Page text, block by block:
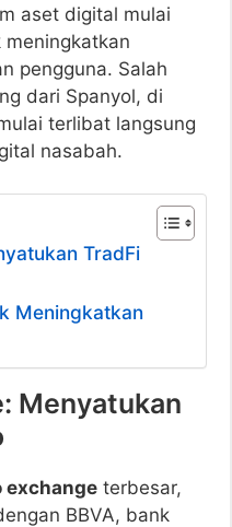
aset digital mulai
pengguna. Salah
dari Spanyol, di
terlibat langsung
nasabah.
TradFi
Meningkatkan
Menyatukan
exchange terbesar,
BBVA, bank